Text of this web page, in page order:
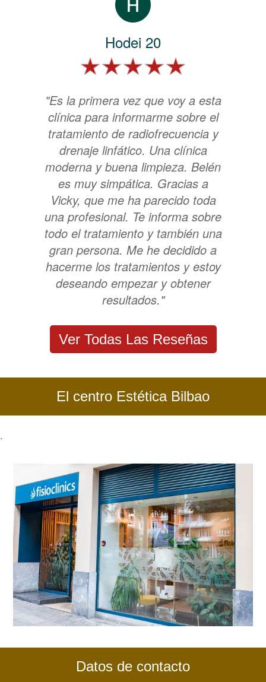
Hodei 20
"Es la primera vez que voy a esta
clínica para informarme sobre el
tratamiento de radiofrecuencia y
drenaje linfático. Una clínica
moderna y buena limpieza. Belén
es muy simpática. Gracias a
Vicky, que me ha parecido toda
una profesional. Te informa sobre
todo el tratamiento y también una
gran persona. Me he decidido a
hacerme los tratamientos y estoy
deseando empezar y obtener
resultados."
Ver Todas Las Reseñas
El centro Estética Bilbao
.
Datos de contacto